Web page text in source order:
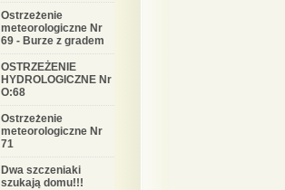
Ostrzeżenie
meteorologiczne Nr
69 - Burze z gradem
OSTRZEŻENIE
HYDROLOGICZNE Nr
O:68
Ostrzeżenie
meteorologiczne Nr
71
Dwa szczeniaki
szukają domu!!!